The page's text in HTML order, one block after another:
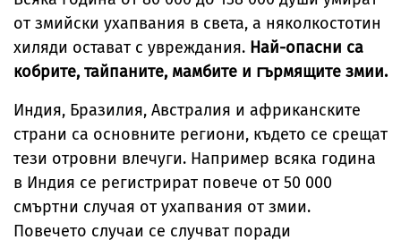
от змийски ухапвания в света, а няколкостотин
хиляди остават с увреждания. Най-опасни са
кобрите, тайпаните, мамбите и гърмящите змии.
Индия, Бразилия, Австралия и африканските
страни са основните региони, където се срещат
тези отровни влечуги. Например всяка година
в Индия се регистрират повече от 50 000
смъртни случая от ухапвания от змии.
Повечето случаи се случват поради